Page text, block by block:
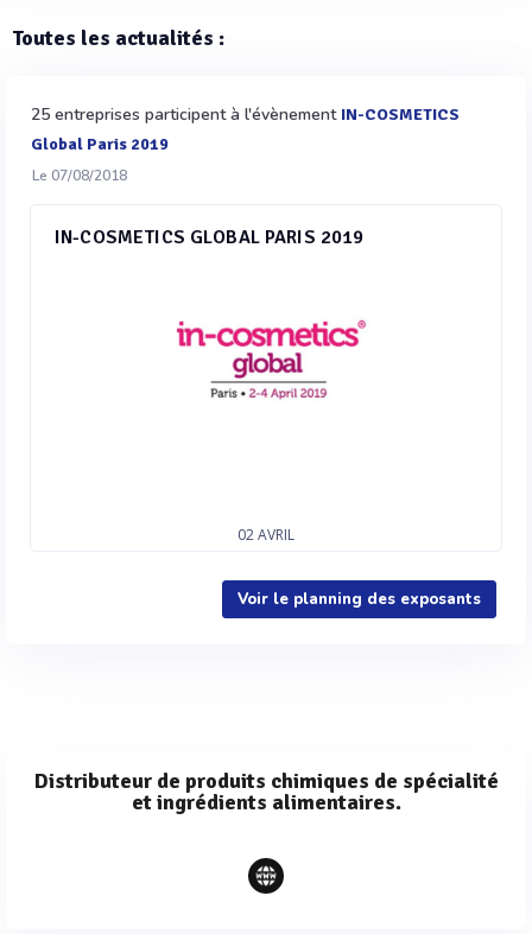
Toutes les actualités :
25 entreprises participent à l'évènement IN-COSMETICS
Global Paris 2019
Le 07/08/2018
IN-COSMETICS GLOBAL PARIS 2019
02AVRIL
Voir le planning des exposants
Distributeur de produits chimiques de spécialité
et ingrédients alimentaires.